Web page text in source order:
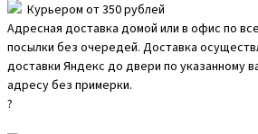
Курьером от 350 рублей
Адресная доставка домой или в офис по
посылки без очередей. Доставка
доставки Яндекс до двери по указанному
адресу без примерки.
?